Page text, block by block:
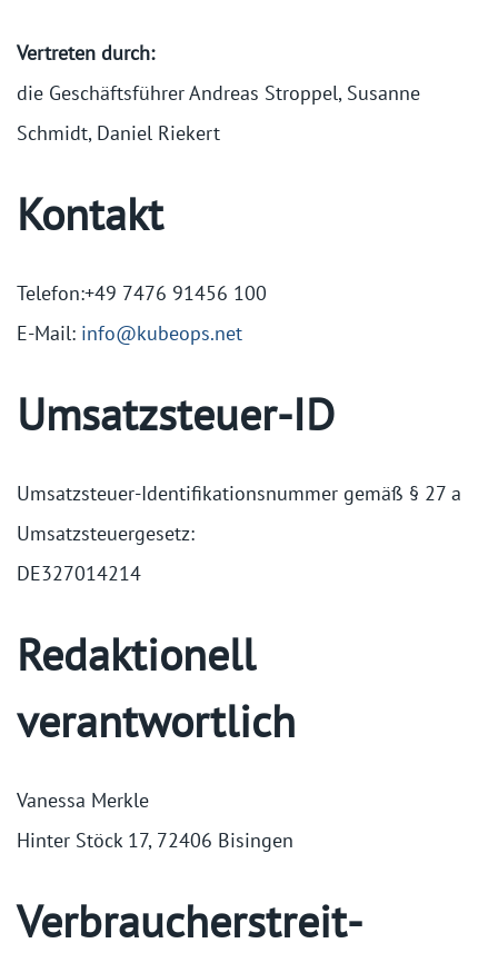
Vertreten durch:
die Geschäftsführer Andreas Stroppel, Susanne
Schmidt, Daniel Riekert
Kontakt
Telefon:+49 7476 91456 100
E-Mail: info@kubeops.net
Umsatzsteuer-ID
Umsatzsteuer-Identifikationsnummer gemäß § 27 a
Umsatzsteuergesetz:
DE327014214
Redaktionell
verantwortlich
Vanessa Merkle
Hinter Stöck 17, 72406 Bisingen
Verbraucher­streit­